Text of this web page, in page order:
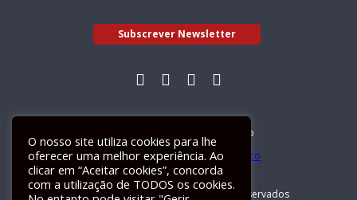
Subscrever Newsletter
Livro de Reclamações Electrónico
GALILEU 2026 © Todos os direitos reservados
O nosso site utiliza cookies para lhe
oferecer uma melhor experiência. Ao
clicar em “Aceitar cookies”, concorda
com a utilização de TODOS os cookies.